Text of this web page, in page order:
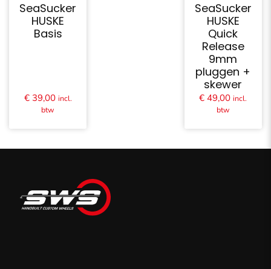
SeaSucker
HUSKE
Basis
€39,00 incl.
btw
SeaSucker
HUSKE
Quick
Release
9mm
pluggen +
skewer
€ 49,00 incl.
btw